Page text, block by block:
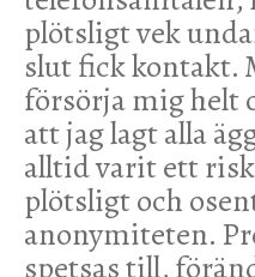
plötsligt vek
slut fick kontakt.
försörja mig helt
att jag lagt alla
alltid varit ett
plötsligt och
anonymiteten.
spetsas till,